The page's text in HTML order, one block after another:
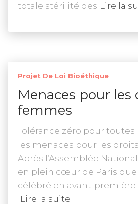
totale stérilité des Lire la
Projet De Loi Bioéthique
Menaces pour les
femmes
Tolérance zéro pour
les menaces pour les
Après l’Assemblée
en plein cœur de Paris que
célébré en avant-première
Lire la suite